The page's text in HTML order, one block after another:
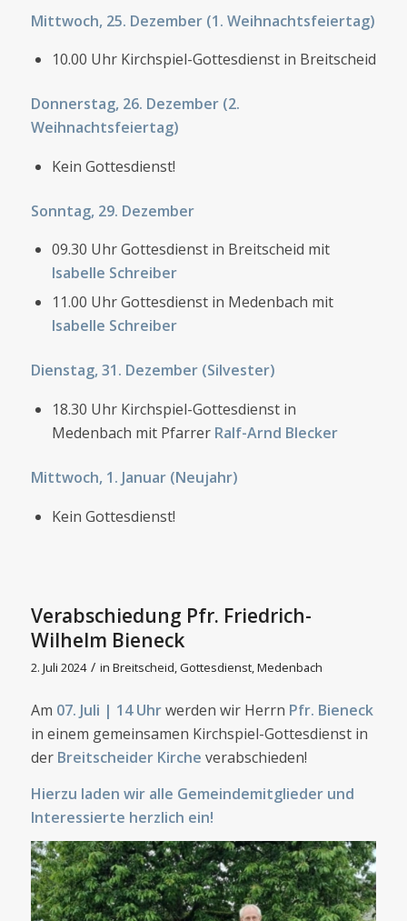
Mittwoch, 25. Dezember (1. Weihnachtsfeiertag)
10.00 Uhr Kirchspiel-Gottesdienst in Breitscheid
Donnerstag, 26. Dezember (2.
Weihnachtsfeiertag)
Kein Gottesdienst!
Sonntag, 29. Dezember
09.30 Uhr Gottesdienst in Breitscheid mit
Isabelle Schreiber
11.00 Uhr Gottesdienst in Medenbach mit
Isabelle Schreiber
Dienstag, 31. Dezember (Silvester)
18.30 Uhr Kirchspiel-Gottesdienst in
Medenbach mit Pfarrer Ralf-Arnd Blecker
Mittwoch, 1. Januar (Neujahr)
Kein Gottesdienst!
Verabschiedung Pfr. Friedrich-
Wilhelm Bieneck
2. Juli 2024 / in Breitscheid Gottesdienst, Medenbach
Am 07. Juli | 14 Uhrwerden wir Herrn Pfr. Bieneck
in einem gemeinsamen Kirchspiel-Gottesdienst in
der Breitscheider Kirche verabschieden!
Hierzu laden wir alle Gemeindemitglieder und
Interessierte herzlich ein!